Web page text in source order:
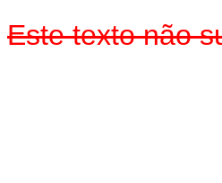
Este texto não